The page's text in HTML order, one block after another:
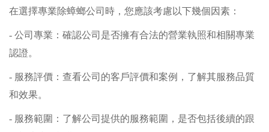
在選擇專業除蟑螂公司時，您應該考慮以下幾個因素：
- 公司專業：確認公司是否擁有合法的營業執照和相關專業
認證。
- 服務評價：查看公司的客戶評價和案例，了解其服務品質
和效果。
- 服務範圍：了解公司提供的服務範圍，是否包括後續的跟